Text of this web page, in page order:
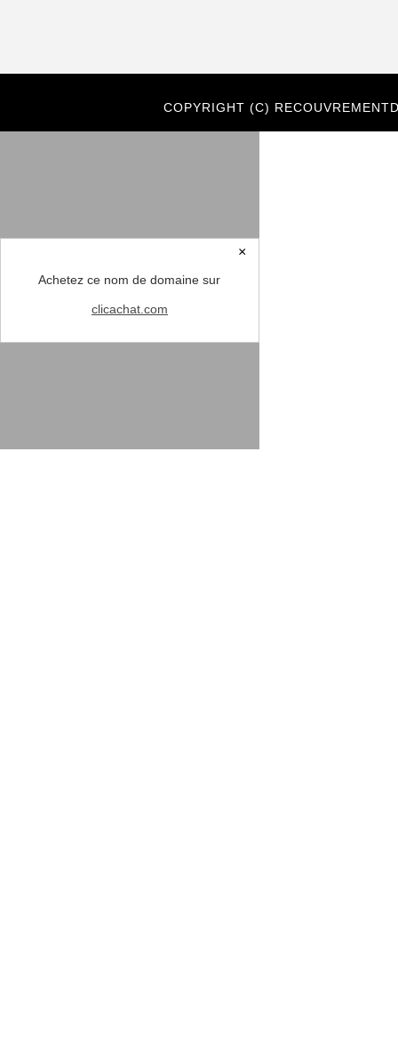
COPYRIGHT (C)
×
Achetez ce nom de domaine sur
clicachat.com